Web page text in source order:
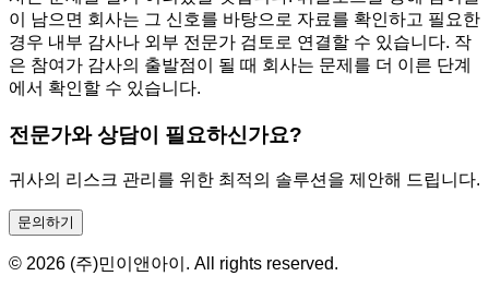
이 남으면 회사는 그 신호를 바탕으로 자료를 확인하고 필요한
경우 내부 감사나 외부 전문가 검토로 연결할 수 있습니다. 작
은 참여가 감사의 출발점이 될 때 회사는 문제를 더 이른 단계
에서 확인할 수 있습니다.
전문가와 상담이 필요하신가요?
귀사의 리스크 관리를 위한 최적의 솔루션을 제안해 드립니다.
문의하기
© 2026 (주)민이앤아이. All rights reserved.